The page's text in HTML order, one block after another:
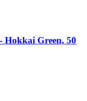
Hokkai Green, 50